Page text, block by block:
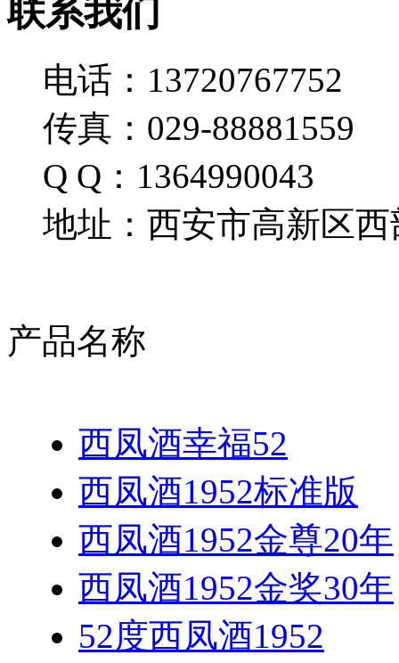
联系我们
电话：13720767752
传真：029-88881559
Q Q：1364990043
地址：西安市高新区西
产品名称
西凤酒幸福52
西凤酒1952标准版
西凤酒1952金尊20年
西凤酒1952金奖30年
52度西凤酒1952